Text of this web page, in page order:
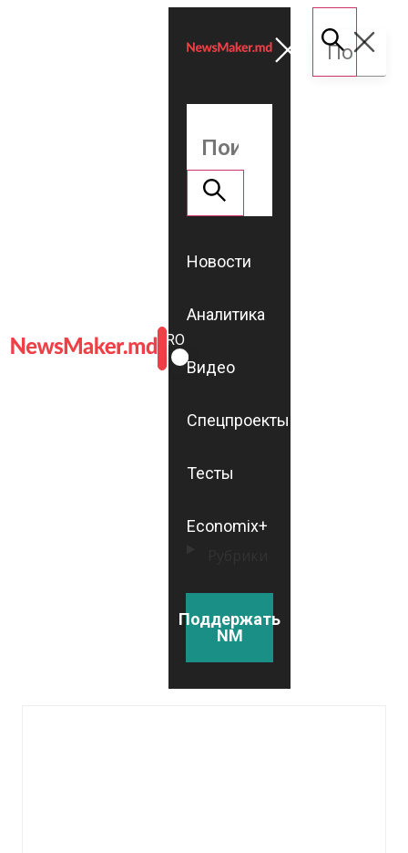
ROMÂNĂ
RU
Новости
Аналитика
Видео
Спецпроекты
Тесты
Economix+
Поддержать
NM